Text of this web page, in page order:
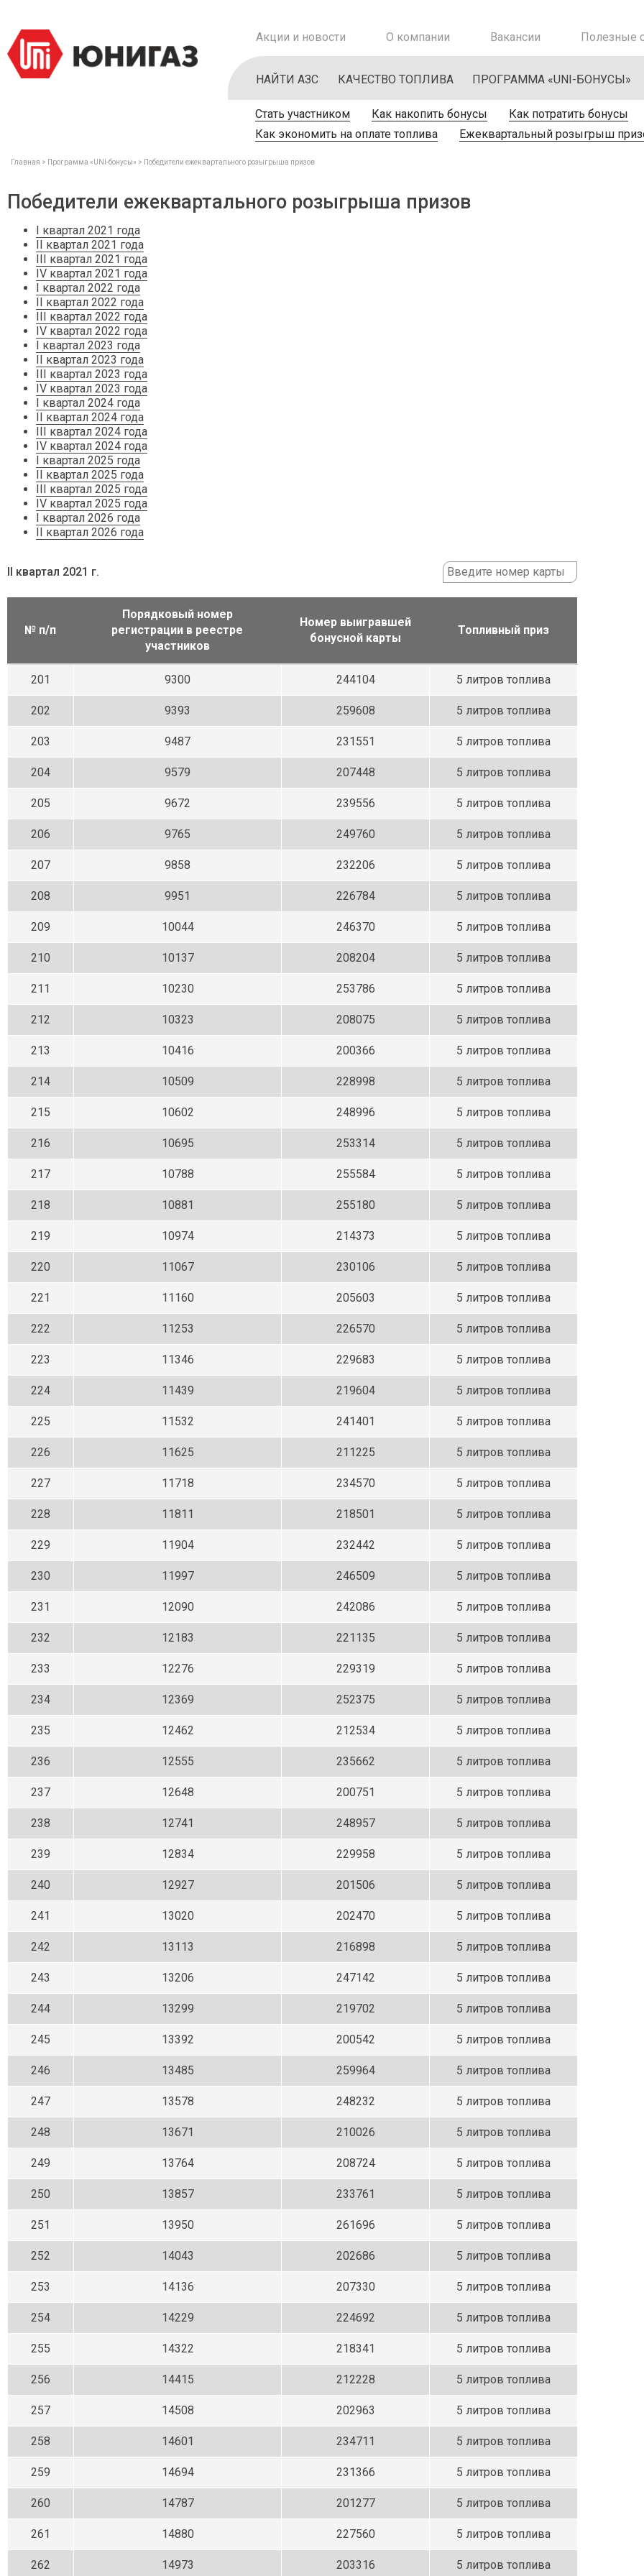
Акции и новости О компании Вакансии Полезные
НАЙТИ АЗС КАЧЕСТВО ТОПЛИВА ПРОГРАММА «UNI-БОНУСЫ»
Стать участником Как накопить бонусы Как потратить бонусы
Как экономить на оплате топлива
Ежеквартальный розыгрыш
Главная Программа «UNI-бонусы» Победители ежеквартального розыгрыша призов
Победители ежеквартального розыгрыша призов
I квартал 2021 года
II квартал 2021 года
III квартал 2021 года
IV квартал 2021 года
I квартал 2022 года
II квартал 2022 года
III квартал 2022 года
IV квартал 2022 года
I квартал 2023 года
II квартал 2023 года
III квартал 2023 года
IV квартал 2023 года
I квартал 2024 года
II квартал 2024 года
III квартал 2024 года
IV квартал 2024 года
I квартал 2025 года
II квартал 2025 года
III квартал 2025 года
IV квартал 2025 года
I квартал 2026 года
II квартал 2026 года
II квартал 2021 г.
№ п/п
Порядковый номер
регистрации в реестре
участников
Номер выигравшей
бонусной карты
Топливный приз
201 9300 244104 5 литров топлива
202 9393 259608 5 литров топлива
203 9487 231551 5 литров топлива
204 9579 207448 5 литров топлива
205 9672 239556 5 литров топлива
206 9765 249760 5 литров топлива
207 9858 232206 5 литров топлива
208 9951 226784 5 литров топлива
209 10044 246370 5 литров топлива
210 10137 208204 5 литров топлива
211 10230 253786 5 литров топлива
212 10323 208075 5 литров топлива
213 10416 200366 5 литров топлива
214 10509 228998 5 литров топлива
215 10602 248996 5 литров топлива
216 10695 253314 5 литров топлива
217 10788 255584 5 литров топлива
218 10881 255180 5 литров топлива
219 10974 214373 5 литров топлива
220 11067 230106 5 литров топлива
221 11160 205603 5 литров топлива
222 11253 226570 5 литров топлива
223 11346 229683 5 литров топлива
224 11439 219604 5 литров топлива
225 11532 241401 5 литров топлива
226 11625 211225 5 литров топлива
227 11718 234570 5 литров топлива
228 11811 218501 5 литров топлива
229 11904 232442 5 литров топлива
230 11997 246509 5 литров топлива
231 12090 242086 5 литров топлива
232 12183 221135 5 литров топлива
233 12276 229319 5 литров топлива
234 12369 252375 5 литров топлива
235 12462 212534 5 литров топлива
236 12555 235662 5 литров топлива
237 12648 200751 5 литров топлива
238 12741 248957 5 литров топлива
239 12834 229958 5 литров топлива
240 12927 201506 5 литров топлива
241 13020 202470 5 литров топлива
242 13113 216898 5 литров топлива
243 13206 247142 5 литров топлива
244 13299 219702 5 литров топлива
245 13392 200542 5 литров топлива
246 13485 259964 5 литров топлива
247 13578 248232 5 литров топлива
248 13671 210026 5 литров топлива
249 13764 208724 5 литров топлива
250 13857 233761 5 литров топлива
251 13950 261696 5 литров топлива
252 14043 202686 5 литров топлива
253 14136 207330 5 литров топлива
254 14229 224692 5 литров топлива
255 14322 218341 5 литров топлива
256 14415 212228 5 литров топлива
257 14508 202963 5 литров топлива
258 14601 234711 5 литров топлива
259 14694 231366 5 литров топлива
260 14787 201277 5 литров топлива
261 14880 227560 5 литров топлива
262 14973 203316 5 литров топлива